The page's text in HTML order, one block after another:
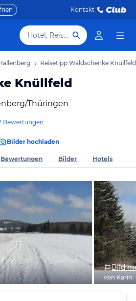
Kontakt
Hotel, Reiseziel
Reisetipp Waldschenke Knüllfeld
Knüllfeld
Thüringen
Bewertungen
Bilder hochladen
Bewertungen Bilder Hotels
Bild
von Karin